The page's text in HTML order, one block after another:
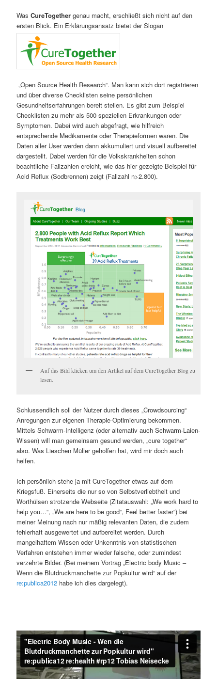
WasCureTogether genau macht, erschließt sich nicht auf den
ersten Blick. Ein Erklärungsansatz bietet der Slogan
„Open Source Health Research“. Man kann sich dort registrieren
und über diverse Checklisten seine persönlichen
Gesundheitserfahrungen bereit stellen. Es gibt zum Beispiel
Checklisten zu mehr als 500 speziellen Erkrankungen oder
Symptomen. Dabei wird auch abgefragt, wie hilfreich
entsprechende Medikamente oder Therapieformen waren. Die
Daten aller User werden dann akkumuliert und visuell aufbereitet
dargestellt. Dabei werden für die Volkskrankheiten schon
beachtliche Fallzahlen ereicht, wie das hier gezeigte Beispiel für
Acid Reflux (Sodbrennen) zeigt (Fallzahl n>2.800).
Auf das Bild klicken um den Artikel auf dem CureTogether Blog zu
lesen.
Schlussendlich soll der Nutzer durch dieses „Crowdsourcing“
Anregungen zur eigenen Therapie-Optimierung bekommen.
Mittels Schwarm-Intelligenz (oder alternativ auch Schwarm-Laien-
Wissen) will man gemeinsam gesund werden, „cure together“
also. Was Lieschen Müller geholfen hat, wird mir doch auch
helfen.
Ich persönlich stehe ja mit CureTogether etwas auf dem
Kriegsfuß. Einerseits die nur so von Selbstverliebtheit und
Worthülsen strotzende Webseite (Zitatauswahl: „We work hard to
help you…“, „We are here to be good“, Feel better faster“) bei
meiner Meinung nach nur mäßig relevanten Daten, die zudem
fehlerhaft ausgewertet und aufbereitet werden. Durch
mangelhaftem Wissen oder Unkenntnis von statistischen
Verfahren entstehen immer wieder falsche, oder zumindest
verzehrte Bilder. (Bei meinem Vortrag „Electric body Music –
Wenn die Blutdruckmanchette zur Popkultur wird“ auf der
re:publica2012 habe ich dies dargelegt).